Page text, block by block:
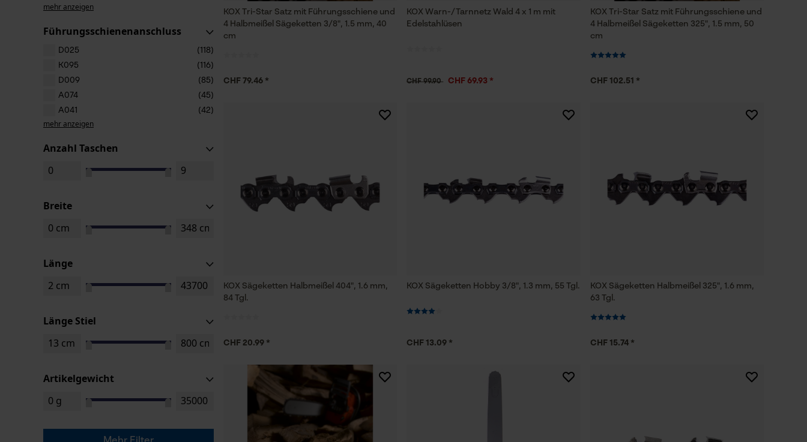
mehr anzeigen
Führungsschienenanschluss
D025
(118)
K095
(116)
D009
(85)
A074
(45)
A041
(42)
mehr anzeigen
Anzahl Taschen
Breite
Länge
Länge Stiel
Artikelgewicht
KOX Tri-Star Satz mit Führungsschiene und
4 Halbmeißel Sägeketten 3/8", 1.5 mm, 40
cm
CHF 79.46 *
KOX Warn-/Tarnnetz Wald 4 x 1 m mit
Edelstahlüsen
CHF 99.90 CHF 69.93 *
KOX Tri-Star Satz mit Führungsschiene und
4 Halbmeißel Sägeketten 325", 1.5 mm, 50
cm
CHF 102.51 *
KOX Sägeketten Halbmeißel 404", 1.6 mm,
84 Tgl.
CHF 20.99 *
KOX Sägeketten Hobby 3/8", 1.3 mm, 55 Tgl.
CHF 13.09 *
KOX Sägeketten Halbmeißel 325", 1.6 mm,
63 Tgl.
CHF 15.74 *
Econda Tag Manager
Econda Analytics
Funktionale Cookies
Gespeicherter Warenkorb
Persönliche Begrüßung
Google Maps
Kontaktaufnahme per Chat
Marketing Cookies